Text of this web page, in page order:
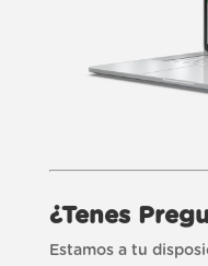
¿Tenes
Estamos a tu